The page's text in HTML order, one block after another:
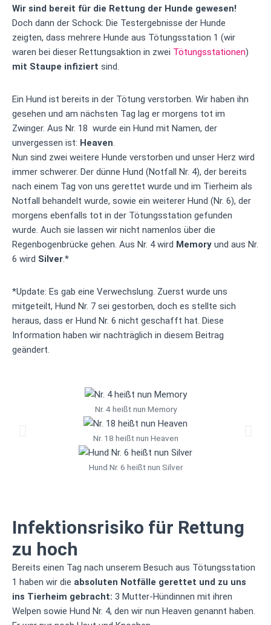
Wir sind bereit für die Rettung der Hunde gewesen!
Doch dann der Schock: Die Testergebnisse der Hunde
zeigten, dass mehrere Hunde aus Tötungsstation 1 (wir
waren bei dieser Rettungsaktion in zwei Tötungsstationen)
mit Staupe infiziert sind.
Ein Hund ist bereits in der Tötung verstorben. Wir haben ihn
gesehen und am nächsten Tag lag er morgens tot im
Zwinger. Aus Nr. 18 wurde ein Hund mit Namen, der
unvergessen ist: Heaven.
Nun sind zwei weitere Hunde verstorben und unser Herz wird
immer schwerer. Der dünne Hund (Notfall Nr. 4), der bereits
nach einem Tag von uns gerettet wurde und im Tierheim als
Notfall behandelt wurde, sowie ein weiterer Hund (Nr. 6), der
morgens ebenfalls tot in der Tötungsstation gefunden
wurde. Auch sie lassen wir nicht namenlos über die
Regenbogenbrücke gehen. Aus Nr. 4 wird Memory und aus Nr.
6 wird Silver.*
*Update: Es gab eine Verwechslung. Zuerst wurde uns
mitgeteilt, Hund Nr. 7 sei gestorben, doch es stellte sich
heraus, dass er Hund Nr. 6 nicht geschafft hat. Diese
Information haben wir nachträglich in diesem Beitrag
geändert.
Nr. 4 heißt nun Memory
Nr. 18 heißt nun Heaven
Hund Nr. 6 heißt nun Silver
Infektionsrisiko für Rettung
zu hoch
Bereits einen Tag nach unserem Besuch aus Tötungsstation
1 haben wir die absoluten Notfälle gerettet und zu uns
ins Tierheim gebracht: 3 Mutter-Hündinnen mit ihren
Welpen sowie Hund Nr. 4, den wir nun Heaven genannt haben.